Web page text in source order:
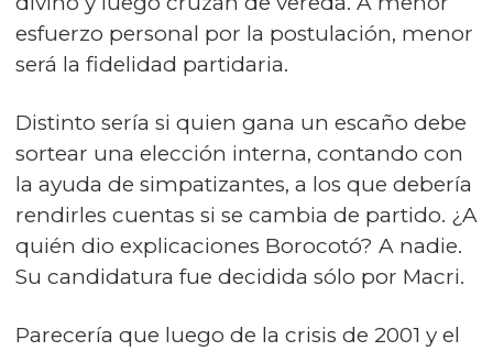
esfuerzo personal por la postulación, menor
será la fidelidad partidaria.
Distinto sería si quien gana un escaño debe
sortear una elección interna, contando con
la ayuda de simpatizantes, a los que debería
rendirles cuentas si se cambia de partido. ¿A
quién dio explicaciones Borocotó? A nadie.
Su candidatura fue decidida sólo por Macri.
Parecería que luego de la crisis de 2001 y el